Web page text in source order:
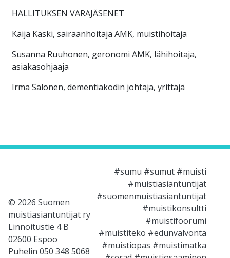
HALLITUKSEN VARAJÄSENET
Kaija Kaski, sairaanhoitaja AMK, muistihoitaja
Susanna Ruuhonen, geronomi AMK, lähihoitaja,
asiakasohjaaja
Irma Salonen, dementiakodin johtaja, yrittäjä
© 2026 Suomen
muistiasiantuntijat ry
Linnoitustie 4 B
02600 Espoo
Puhelin 050 348 5068
#sumu #sumut #muisti
#muistiasiantuntijat
#suomenmuistiasiantuntijat
#muistikonsultti
#muistifoorumi
#muistiteko #edunvalvonta
#muistiopas #muistimatka